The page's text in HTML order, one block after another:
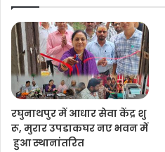
रघुनाथपुर में आधार सेवा केंद्र शु
रू, मुरार उपडाकघर नए भवन में
हुआ स्थानांतरित